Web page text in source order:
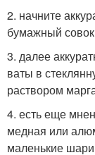
2. начните
бумажный
3. далее
ваты в
раствором
4. есть еще
медная или
маленькие